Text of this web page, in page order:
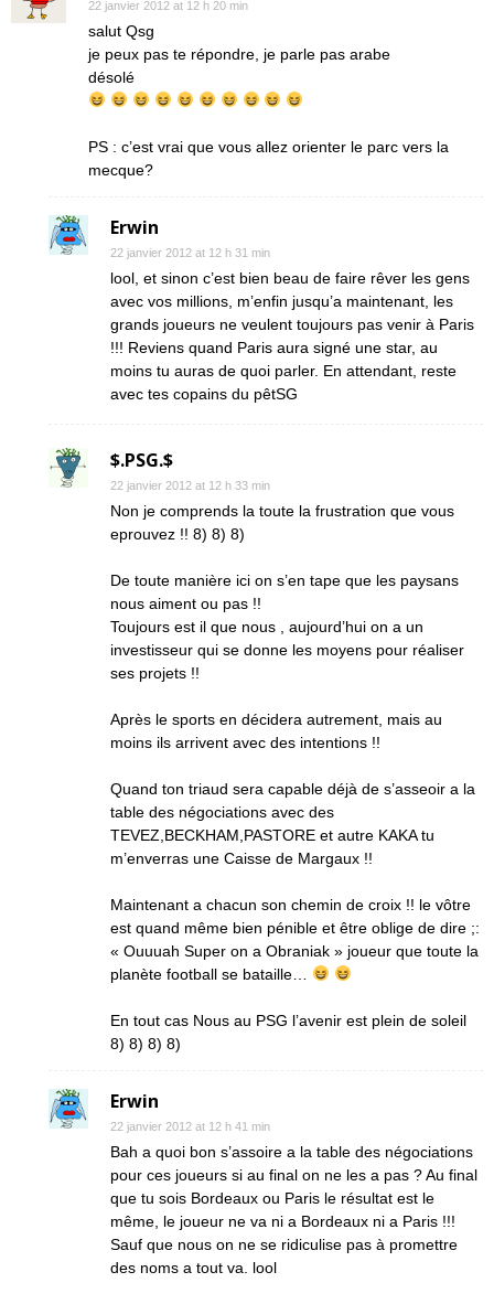
22 janvier 2012 at 12 h 20 min
salut Qsg
je peux pas te répondre, je parle pas arabe
désolé
PS : c’est vrai que vous allez orienter le parc vers la
mecque?
Erwin
22 janvier 2012 at 12 h 31 min
lool, et sinon c’est bien beau de faire rêver les gens
avec vos millions, m’enfin jusqu’a maintenant, les
grands joueurs ne veulent toujours pas venir à Paris
!!! Reviens quand Paris aura signé une star, au
moins tu auras de quoi parler. En attendant, reste
avec tes copains du pêtSG
$.PSG.$
22 janvier 2012 at 12 h 33 min
Non je comprends la toute la frustration que vous
eprouvez !! 8) 8) 8)
De toute manière ici on s’en tape que les paysans
nous aiment ou pas !!
Toujours est il que nous , aujourd’hui on a un
investisseur qui se donne les moyens pour réaliser
ses projets !!
Après le sports en décidera autrement, mais au
moins ils arrivent avec des intentions !!
Quand ton triaud sera capable déjà de s’asseoir a la
table des négociations avec des
TEVEZ,BECKHAM,PASTORE et autre KAKA tu
m’enverras une Caisse de Margaux !!
Maintenant a chacun son chemin de croix !! le vôtre
est quand même bien pénible et être oblige de dire ;:
« Ouuuah Super on a Obraniak » joueur que toute la
planète football se bataille…
En tout cas Nous au PSG l’avenir est plein de soleil
8) 8) 8) 8)
Erwin
22 janvier 2012 at 12 h 41 min
Bah a quoi bon s’assoire a la table des négociations
pour ces joueurs si au final on ne les a pas ? Au final
que tu sois Bordeaux ou Paris le résultat est le
même, le joueur ne va ni a Bordeaux ni a Paris !!!
Sauf que nous on ne se ridiculise pas à promettre
des noms a tout va. lool